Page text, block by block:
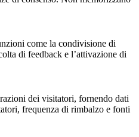
come la condivisione di
di feedback e l’attivazione di
dei visitatori, fornendo dati
frequenza di rimbalzo e fonti